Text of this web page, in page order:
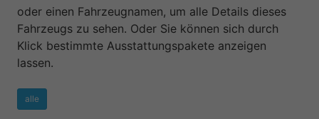
oder einen Fahrzeugnamen, um alle Details dieses
Fahrzeugs zu sehen. Oder Sie können sich durch
Klick bestimmte Ausstattungspakete anzeigen
lassen.
alle